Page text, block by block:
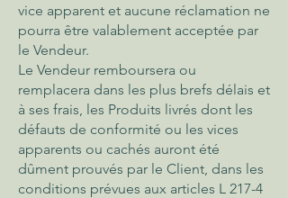
vice apparent et aucune réclamation ne
pourra être valablement acceptée par
le Vendeur.
Le Vendeur remboursera ou
remplacera dans les plus brefs délais et
à ses frais, les Produits livrés dont les
défauts de conformité ou les vices
apparents ou cachés auront été
dûment prouvés par le Client, dans les
conditions prévues aux articles L 217-4